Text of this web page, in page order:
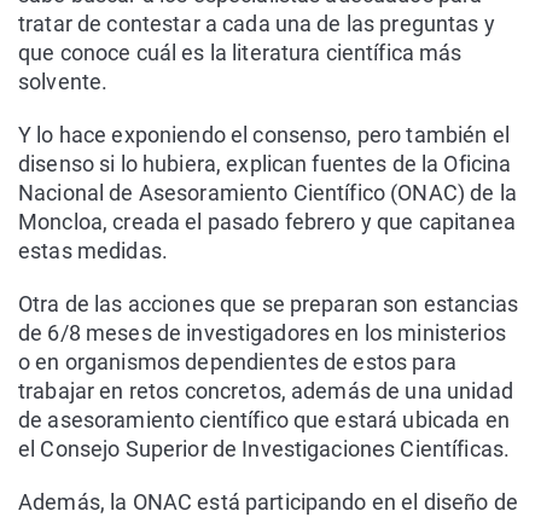
tratar de contestar a cada una de las preguntas y
que conoce cuál es la literatura científica más
solvente.
Y lo hace exponiendo el consenso, pero también el
disenso si lo hubiera, explican fuentes de la Oficina
Nacional de Asesoramiento Científico (ONAC) de la
Moncloa, creada el pasado febrero y que capitanea
estas medidas.
Otra de las acciones que se preparan son estancias
de 6/8 meses de investigadores en los ministerios
o en organismos dependientes de estos para
trabajar en retos concretos, además de una unidad
de asesoramiento científico que estará ubicada en
el Consejo Superior de Investigaciones Científicas.
Además, la ONAC está participando en el diseño de